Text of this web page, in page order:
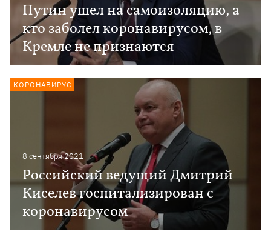
Путин ушел на самоизоляцию, а
кто заболел коронавирусом, в
Кремле не признаются
8 сентября 2021
Российский ведущий Дмитрий
Киселев госпитализирован с
коронавирусом
КОРОНАВИРУС